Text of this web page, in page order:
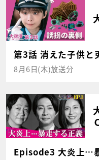
第3話 消えた子供と
8月6日(木)放送分
Episode3 大炎上…